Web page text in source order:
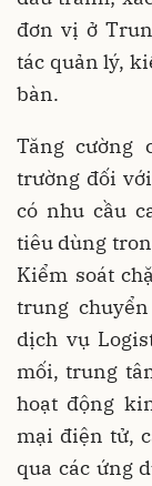
đơn vị ở
tác quản lý,
bàn.
Tăng cường
trường đối
có nhu cầu
tiêu dùng
Kiểm soát
trung
dịch vụ
mối, trung
hoạt động
mại điện tử,
qua các ứng